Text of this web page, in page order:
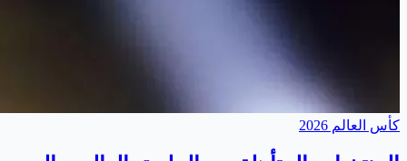
كأس العالم 2026